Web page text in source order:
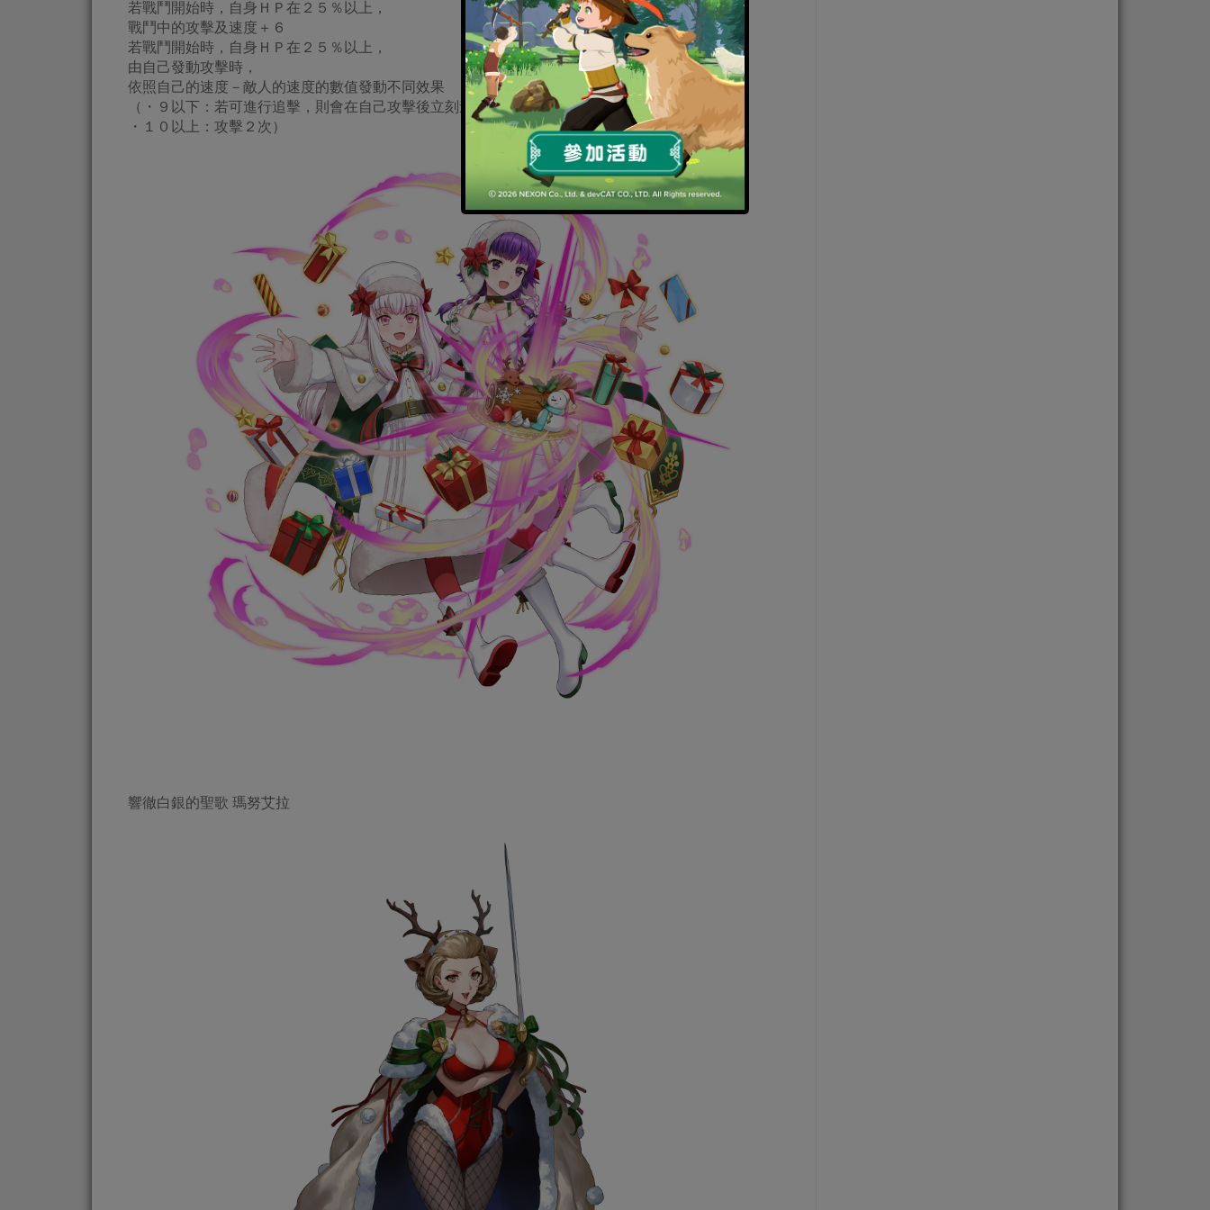
若戰鬥開始時，自身ＨＰ在２５％以上，
戰鬥中的攻擊及速度＋６
若戰鬥開始時，自身ＨＰ在２５％以上，
由自己發動攻擊時，
依照自己的速度－敵人的速度的數值發動不同效果
（・９以下：若可進行追擊，則會在自己攻擊後立刻進行追擊
・１０以上：攻擊２次）
響徹白銀的聖歌 瑪努艾拉